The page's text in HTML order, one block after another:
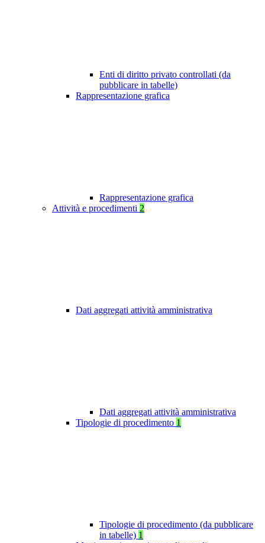
Enti di diritto privato controllati (da
pubblicare in tabelle)
Rappresentazione grafica
Rappresentazione grafica
Attività e procedimenti 2
Dati aggregati attività amministrativa
Dati aggregati attività amministrativa
Tipologie di procedimento 1
Tipologie di procedimento (da pubblicare
in tabelle) 1